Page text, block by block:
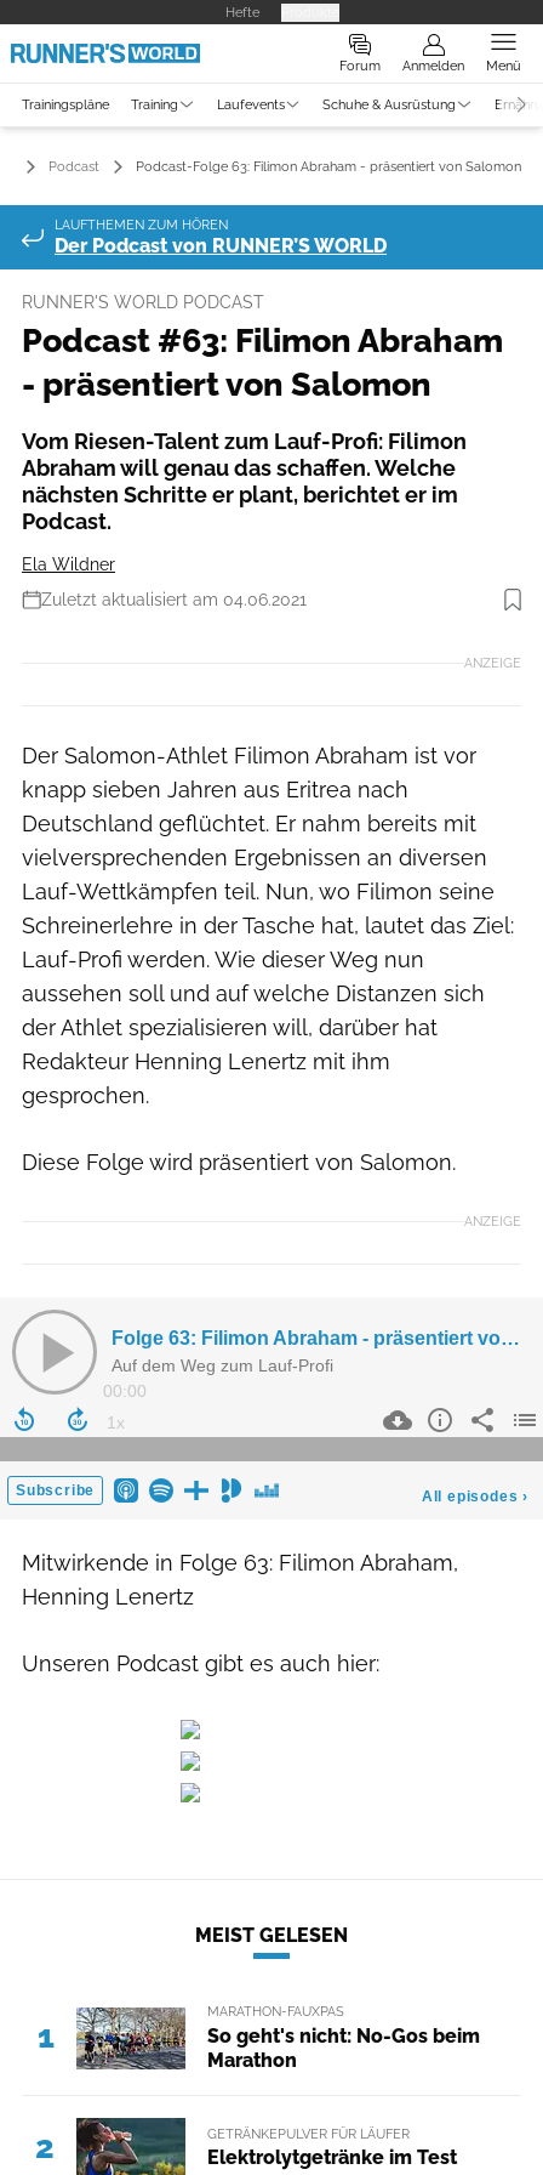
Hefte
Forum Anmelden Menü
Trainingspläne Training Laufevents Schuhe & Ausrüstung
Podcast Podcast-Folge 63: Filimon Abraham - präsentiert von Salomon
LAUFTHEMEN ZUM HÖREN
Der Podcast von RUNNER’S WORLD
RUNNER'S WORLD PODCAST
Podcast #63: Filimon Abraham
- präsentiert von Salomon
Vom Riesen-Talent zum Lauf-Profi: Filimon
Abraham will genau das schaffen. Welche
nächsten Schritte er plant, berichtet er im
Podcast.
Ela Wildner
Zuletzt aktualisiert am 04.06.2021
Foto: Philipp Reiter
ANZEIGE
Der Salomon-Athlet Filimon Abraham ist vor
knapp sieben Jahren aus Eritrea nach
Deutschland geflüchtet. Er nahm bereits mit
vielversprechenden Ergebnissen an diversen
Lauf-Wettkämpfen teil. Nun, wo Filimon seine
Schreinerlehre in der Tasche hat, lautet das Ziel:
Lauf-Profi werden. Wie dieser Weg nun
aussehen soll und auf welche Distanzen sich
der Athlet spezialisieren will, darüber hat
Redakteur Henning Lenertz mit ihm
gesprochen.
Diese Folge wird präsentiert von Salomon.
ANZEIGE
Mitwirkende in Folge 63: Filimon Abraham,
Henning Lenertz
Unseren Podcast gibt es auch hier:
MEIST GELESEN
1
MARATHON-FAUXPAS
So geht's nicht: No-Gos beim
Marathon
2 GETRÄNKEPULVER FÜR LÄUFER
Elektrolytgetränke im Test